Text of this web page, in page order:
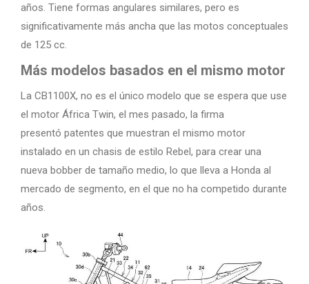
años. Tiene formas angulares similares, pero es
significativamente más ancha que las motos conceptuales
de 125 cc.
Más modelos basados en el mismo motor
La CB1100X, no es el único modelo que se espera que use
el motor África Twin, el mes pasado, la firma
presentó patentes que muestran el mismo motor
instalado en un chasis de estilo Rebel, para crear una
nueva bobber de tamaño medio, lo que lleva a Honda al
mercado de segmento, en el que no ha competido durante
años.